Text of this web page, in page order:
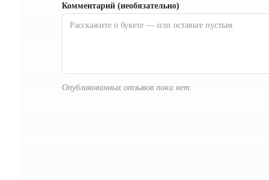
Комментарий (необязательно)
Опубликованных отзывов пока нет.